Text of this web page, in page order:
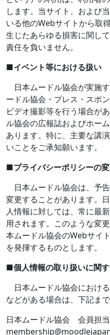
します。当サイト、および
いる他のWebサイトから取
生じたあらゆる損害に関し
責任を負いません。
■イベント等における扱い
日本ムードル協会が実施
ードル協会・プレス・スポ
ビデオ撮影等を行う場合が
ル協会の広報誌およびホー
あります。特に、主要な講
いことをご承知願います。
■プライバシーポリシーの
日本ムードル協会は、予
変更することがあります。
人情報に対しては、常に最
用されます。このような変
本ムードル協会のWebサイ
を発揮するものとします。
■個人情報の取り扱いに関
日本ムードル協会におけ
などがある場合は、下記まで
日本ムードル協会 会員担